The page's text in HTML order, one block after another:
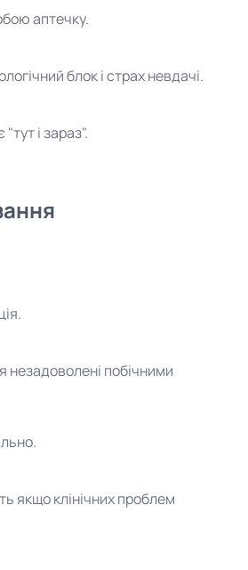
аптечку.
блок і страх невдачі.
і зараз".
незадоволені побічними
якщо клінічних проблем